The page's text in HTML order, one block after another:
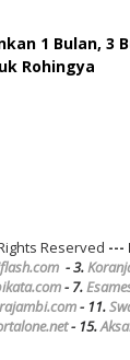
1 Bulan, 3
Rohingya
Reserved ---
- 3.
- 7.
- 11.
- 15.